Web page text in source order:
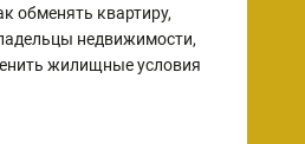
обменять квартиру,
недвижимости,
жилищные условия